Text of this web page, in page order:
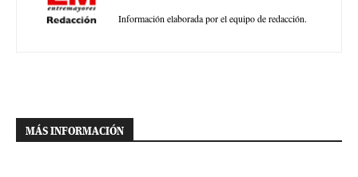
Información elaborada por el equipo de redacción.
MÁS INFORMACIÓN